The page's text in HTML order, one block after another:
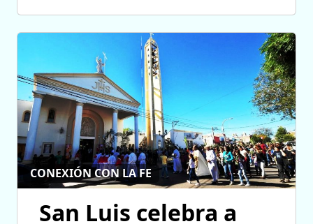
CONEXIÓN CON LA FE
San Luis celebra a